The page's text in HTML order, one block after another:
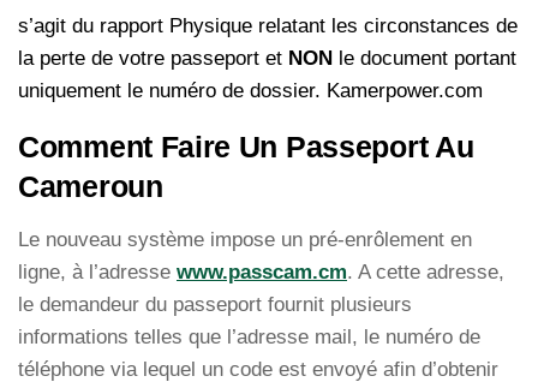
s’agit du rapport Physique relatant les circonstances de
la perte de votre passeport et NON le document portant
uniquement le numéro de dossier. Kamerpower.com
Comment Faire Un Passeport Au
Cameroun
Le nouveau système impose un pré-enrôlement en
ligne, à l’adresse www.passcam.cm. A cette adresse,
le demandeur du passeport fournit plusieurs
informations telles que l’adresse mail, le numéro de
téléphone via lequel un code est envoyé afin d’obtenir